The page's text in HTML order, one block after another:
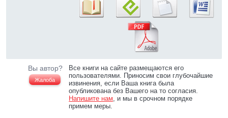
Вы автор?
Жалоба
Все книги на сайте размещаются его
пользователями. Приносим свои глубочайшие
извинения, если Ваша книга была
опубликована без Вашего на то согласия.
Напишите нам, и мы в срочном порядке
примем меры.